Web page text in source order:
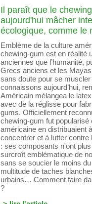
Il paraît que le
aujourd'hui mâcher
écologique, comme le
Emblème de la culture
chewing-gum est en réalité
anciennes que l’humanité,
Grecs anciens et les
sans doute pour se
connaissons aujourd’hui,
Américain mélangea le
avec de la réglisse pour
gums. Officiellement
chewing-gum fut popularisé
américaine en distribuaient
concentrer et à lutter contre
: ses composants n'ont
surcroît emblématique de
sans se soucier le moins
multitude de taches
urbains… Comment faire
?